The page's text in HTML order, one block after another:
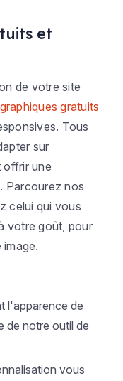
et
de votre site
gratuits
Tous
sur
offrir une
Parcourez nos
celui qui vous
votre goût, pour
l'apparence de
de notre outil de
vous